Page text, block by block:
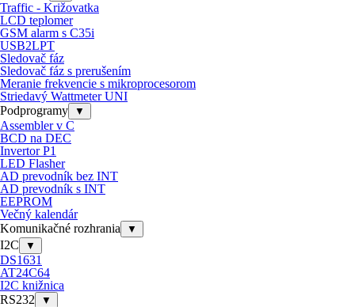
Traffic - Križovatka
LCD teplomer
GSM alarm s C35i
USB2LPT
Sledovač fáz
Sledovač fáz s prerušením
Meranie frekvencie s mikroprocesorom
Striedavý Wattmeter UNI
Podprogramy
▼
Assembler v C
BCD na DEC
Invertor P1
LED Flasher
AD prevodník bez INT
AD prevodník s INT
EEPROM
Večný kalendár
Komunikačné rozhrania
▼
I2C ▼
DS1631
AT24C64
I2C knižnica
RS232
▼